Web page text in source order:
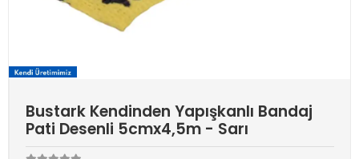
Bustark Kendinden Yapışkanlı Bandaj
Pati Desenli 5cmx4,5m - Sarı